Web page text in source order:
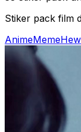
Stiker pack film
AnimeMeme